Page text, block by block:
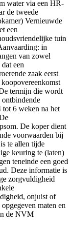
water via een HR-
de tweede
Vernieuwde
een
tuin
in
van zowel
een
zaak eerst
termijn die wordt
6 weken na het
De koper dient
voorwaarden bij
te allen tijde
keuring te (laten)
teneinde een goed
Deze informatie is
zorgvuldigheid
onjuist of
maten en
de NVM